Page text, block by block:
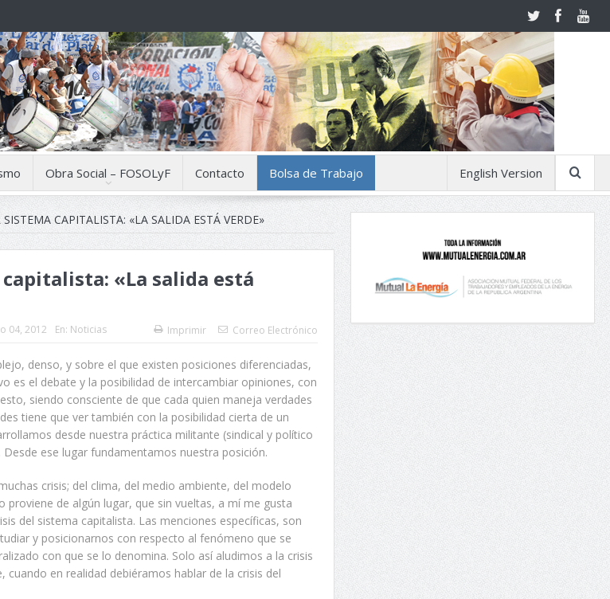
Obra Social – FOSOLyF Contacto Bolsa de Trabajo English Version
SISTEMA CAPITALISTA: «LA SALIDA ESTÁ VERDE»
«La salida está
04, 2012 En: Noticias Imprimir Correo Electrónico
denso, y sobre el que existen posiciones diferenciadas,
es el debate y la posibilidad de intercambiar opiniones, con
siendo consciente de que cada quien maneja verdades
tiene que ver también con la posibilidad cierta de un
desde nuestra práctica militante (sindical y político
ese lugar fundamentamos nuestra posición.
crisis; del clima, del medio ambiente, del modelo
de algún lugar, que sin vueltas, a mí me gusta
del sistema capitalista. Las menciones específicas, son
y posicionarnos con respecto al fenómeno que se
con que se lo denomina. Solo así aludimos a la crisis
cuando en realidad debiéramos hablar de la crisis del